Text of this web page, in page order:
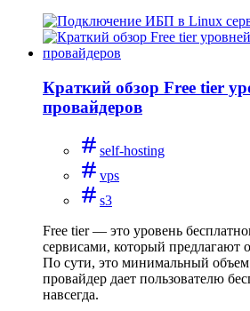
Краткий обзор Free tier
провайдеров
self-hosting
vps
s3
Free tier — это уровень
сервисами, который предлагают
По сути, это минимальный объем
провайдер дает пользователю
навсегда.